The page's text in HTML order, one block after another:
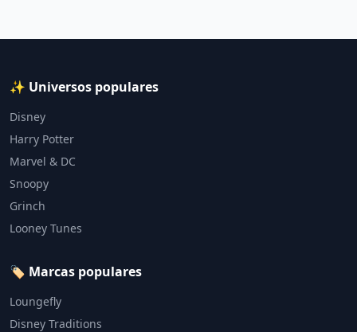
✨ Universos populares
Disney
Harry Potter
Marvel & DC
Snoopy
Grinch
Looney Tunes
🏷️ Marcas populares
Loungefly
Disney Traditions